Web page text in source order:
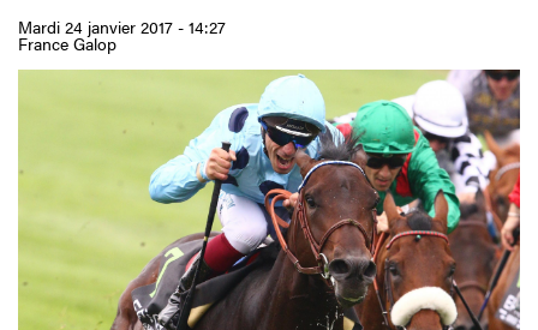
Mardi 24 janvier 2017 - 14:27
France Galop